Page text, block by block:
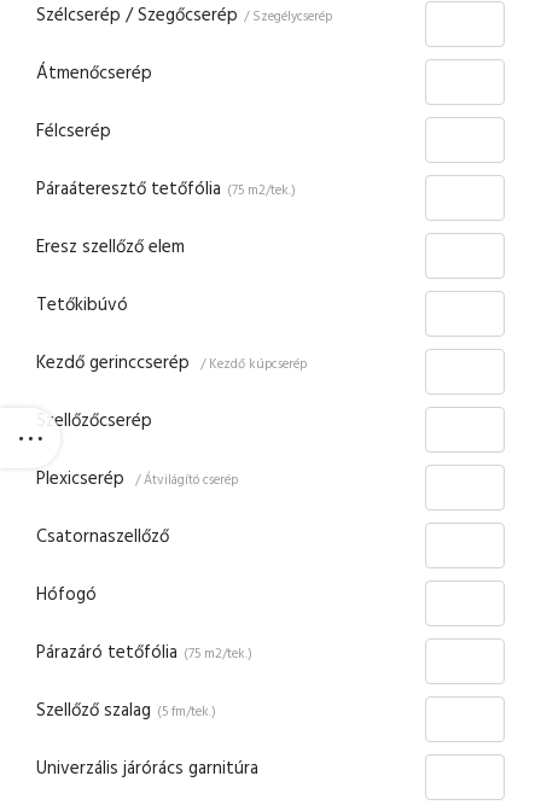
Szélcserép / Szegőcserép / Szegélycserép
Átmenőcserép
Félcserép
Páraáteresztő tetőfólia (75 m2/tek.)
Eresz szellőző elem
Tetőkibúvó
Kezdő gerinccserép / Kezdő kúpcserép
Szellőzőcserép
Plexicserép / Átvilágító cserép
Csatornaszellőző
Hófogó
Párazáró tetőfólia (75 m2/tek.)
Szellőző szalag (5 fm/tek.)
Univerzális járórács garnitúra